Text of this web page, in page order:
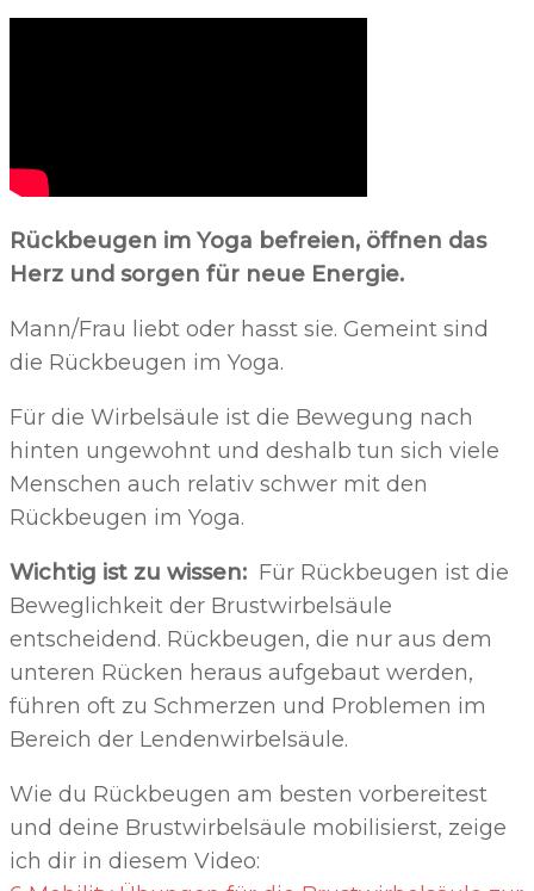
Rückbeugen im Yoga befreien, öffnen das
Herz und sorgen für neue Energie.
Mann/Frau liebt oder hasst sie. Gemeint sind
die Rückbeugen im Yoga.
Für die Wirbelsäule ist die Bewegung nach
hinten ungewohnt und deshalb tun sich viele
Menschen auch relativ schwer mit den
Rückbeugen im Yoga.
Wichtig ist zu wissen: Für Rückbeugen ist die
Beweglichkeit der Brustwirbelsäule
entscheidend. Rückbeugen, die nur aus dem
unteren Rücken heraus aufgebaut werden,
führen oft zu Schmerzen und Problemen im
Bereich der Lendenwirbelsäule.
Wie du Rückbeugen am besten vorbereitest
und deine Brustwirbelsäule mobilisierst, zeige
ich dir in diesem Video: